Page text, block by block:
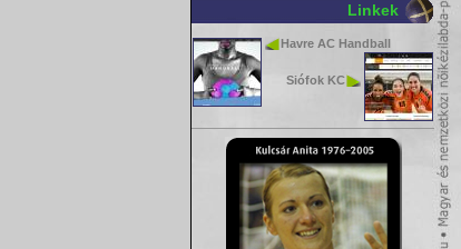
Linkek
Havre AC Handball
Siófok KC